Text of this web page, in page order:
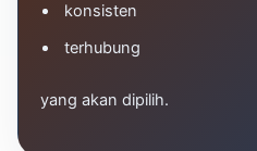
konsisten
terhubung
yang akan dipilih.